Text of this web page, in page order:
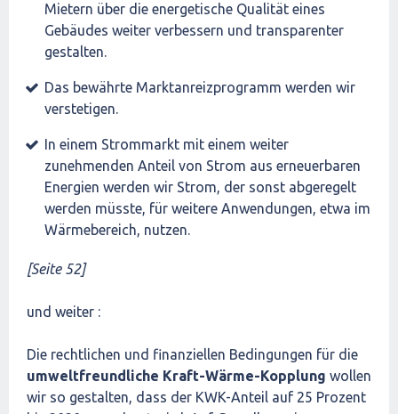
Mietern über die energetische Qualität eines
Gebäudes weiter verbessern und transparenter
gestalten.
Das bewährte Marktanreizprogramm werden wir
verstetigen.
In einem Strommarkt mit einem weiter
zunehmenden Anteil von Strom aus erneuerbaren
Energien werden wir Strom, der sonst abgeregelt
werden müsste, für weitere Anwendungen, etwa im
Wärmebereich, nutzen.
[Seite 52]
und weiter :
Die rechtlichen und finanziellen Bedingungen für die
umweltfreundliche Kraft-Wärme-Kopplung wollen
wir so gestalten, dass der KWK-Anteil auf 25 Prozent